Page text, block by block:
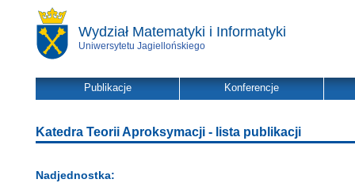
Wydział Matematyki i Informatyki
Uniwersytetu Jagiellońskiego
Publikacje Konferencje
Katedra Teorii Aproksymacji - lista publikacji
Nadjednostka: